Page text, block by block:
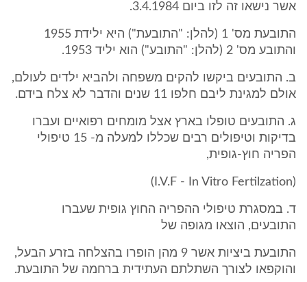
אשר נישאו זה לזו ביום 3.4.1984.
התובעת מס' 1 (להלן: "התובעת") היא ילידת 1955
והתובע מס' 2 (להלן: "התובע") הוא יליד 1953.
ב. התובעים ביקשו להקים משפחה ולהביא ילדים לעולם,
אולם למגינת ליבם חלפו 11 שנים והדבר לא צלח בידם.
ג. התובעים טופלו בארץ אצל מומחים רפואיים ועברו
בדיקות וטיפולים רבים שכללו למעלה מ- 15 טיפולי
הפריה חוץ-גופית,
(I.V.F - In Vitro Fertilzation)
ד. במסגרת טיפולי ההפריה החוץ גופית שעברו
התובעים, הוצאו מגופה של
התובעת ביציות אשר 9 מהן הופרו בהצלחה בזרע הבעל,
והוקפאו לצורך השתלתם העתידית ברחמה של התובעת.